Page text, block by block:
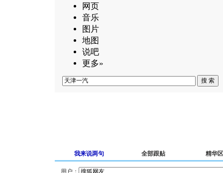
网页
音乐
图片
地图
说吧
更多»
我来说两句 全部跟贴 精华区
用户：